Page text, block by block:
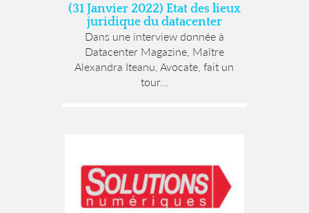
(31 Janvier 2022) Etat des lieux
juridique du datacenter
Dans une interview donnée à
Datacenter Magazine, Maître
Alexandra Iteanu, Avocate, fait un
tour...